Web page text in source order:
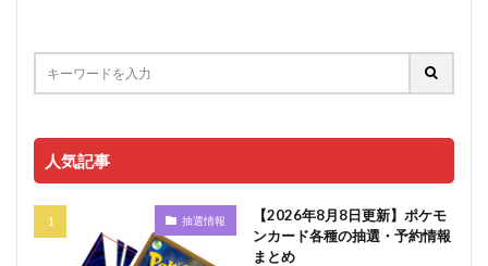
人気記事
抽選情報
【2026年8月8日更新】ポケモ
ンカード各種の抽選・予約情報
まとめ